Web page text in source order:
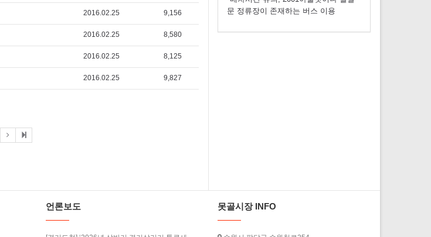
2016.02.25 9,156
2016.02.25 8,580
2016.02.25 8,125
2016.02.25 9,827
문 정류장이 존재하는 버스 이용
언론보도 못골시장 INFO